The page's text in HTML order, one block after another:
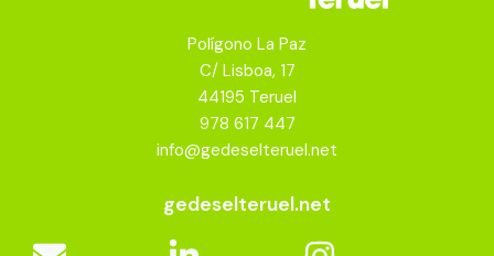
Polígono La Paz
C/ Lisboa, 17
44195 Teruel
978 617 447
info@gedeselteruel.net
gedeselteruel.net